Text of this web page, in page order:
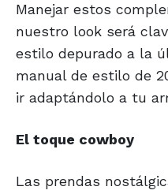
Manejar estos
nuestro look será
estilo depurado a la
manual de estilo de
ir adaptándolo a tu
El toque cowboy
Las prendas